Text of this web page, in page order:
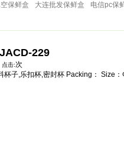
保鲜盒 大连批发保鲜盒 电信pc保
229
点击:次
杯子,乐扣杯,密封杯 Packing：